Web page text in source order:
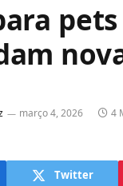
março 4, 2026 4
Twitter